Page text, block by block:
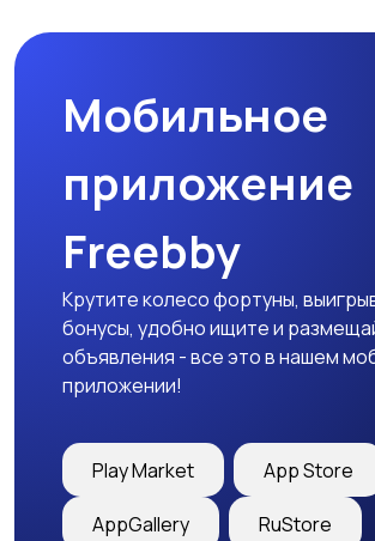
Детская одежда
Детский транспорт
Мобильное
приложение
Freebby
Крутите колесо фортуны,
бонусы, удобно ищите и
объявления - все это в нашем
приложении!
Play Market App Store
AppGallery RuStore